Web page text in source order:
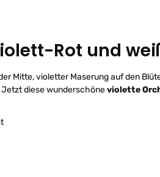
Rot und
Mitte, violetter Maserung auf den
diese wunderschöneviolette